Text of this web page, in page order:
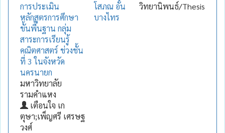
การประเมิน
หลักสูตรการศึกษา
ขั้นพื้นฐาน กลุ่ม
สาระการเรียนรู้
คณิตศาสตร์ ช่วงชั้น
ที่ 3 ในจังหวัด
นครนายก
มหาวิทยาลัย
รามคำแหง
เตือนใจ เก
ตุษา;เพ็ญศรี เศรษฐ
วงศ์
โสภณ อั๋น
บางไทร
วิทยานิพนธ์/Thesis